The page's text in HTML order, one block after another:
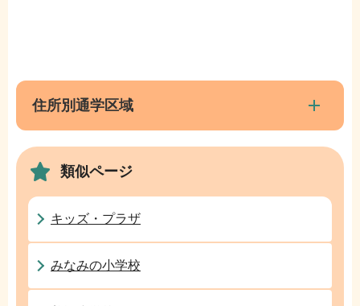
こ
ま
で
ブ
ビ
住所別通学区域
類似ページ
キッズ・プラザ
みなみの小学校